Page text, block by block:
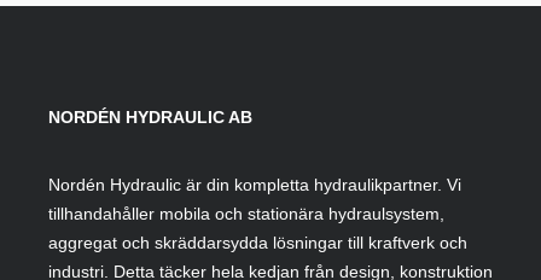
NORDÉN HYDRAULIC AB
Nordén Hydraulic är din kompletta hydraulikpartner. Vi
tillhandahåller mobila och stationära hydraulsystem,
aggregat och skräddarsydda lösningar till kraftverk och
industri. Detta täcker hela kedjan från design, konstruktion